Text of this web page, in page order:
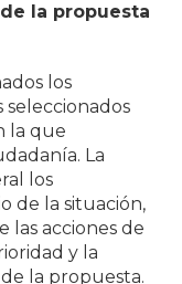
la propuesta
los
seleccionados
la que
La
los
de la situación,
las acciones de
y la
la propuesta.